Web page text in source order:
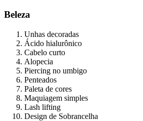
Beleza
Unhas decoradas
Ácido hialurônico
Cabelo curto
Alopecia
Piercing no umbigo
Penteados
Paleta de cores
Maquiagem simples
Lash lifting
Design de Sobrancelha